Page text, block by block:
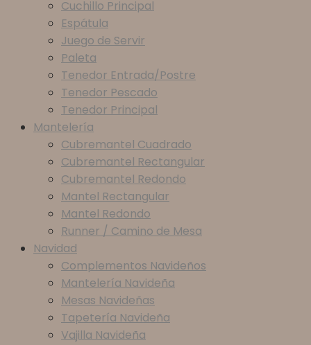
Cuchillo Principal
Espátula
Juego de Servir
Paleta
Tenedor Entrada/Postre
Tenedor Pescado
Tenedor Principal
Mantelería
Cubremantel Cuadrado
Cubremantel Rectangular
Cubremantel Redondo
Mantel Rectangular
Mantel Redondo
Runner / Camino de Mesa
Navidad
Complementos Navideños
Mantelería Navideña
Mesas Navideñas
Tapetería Navideña
Vajilla Navideña